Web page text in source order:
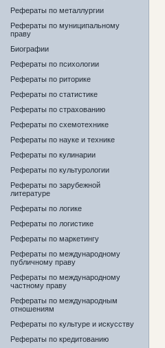
Рефераты по металлургии
Рефераты по муниципальному
праву
Биографии
Рефераты по психологии
Рефераты по риторике
Рефераты по статистике
Рефераты по страхованию
Рефераты по схемотехнике
Рефераты по науке и технике
Рефераты по кулинарии
Рефераты по культурологии
Рефераты по зарубежной
литературе
Рефераты по логике
Рефераты по логистике
Рефераты по маркетингу
Рефераты по международному
публичному праву
Рефераты по международному
частному праву
Рефераты по международным
отношениям
Рефераты по культуре и искусству
Рефераты по кредитованию